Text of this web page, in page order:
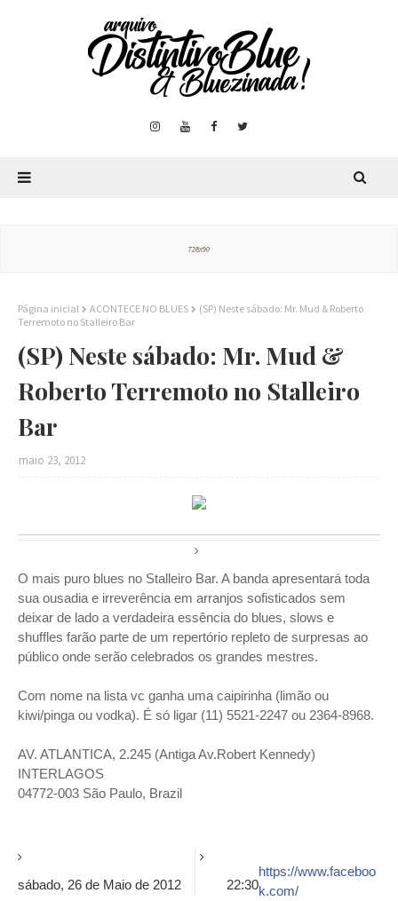
Página inicial ACONTECE NO BLUES
(SP) Neste sábado: Mr. Mud & Roberto
Terremoto no Stalleiro Bar
(SP) Neste sábado: Mr. Mud &
Roberto Terremoto no Stalleiro
Bar
maio 23, 2012
O mais puro blues no Stalleiro Bar. A banda apresentará toda
sua ousadia e irreverência em arranjos sofisticados sem
deixar de lado a verdadeira essência do blues, slows e
shuffles farão parte de um repertório repleto de surpresas ao
público onde serão celebrados os grandes mestres.
Com nome na lista vc ganha uma caipirinha (limão ou
kiwi/pinga ou vodka). É só ligar (11) 5521-2247 ou 2364-8968.
AV. ATLANTICA, 2.245 (Antiga Av.Robert Kennedy)
INTERLAGOS
04772-003 São Paulo, Brazil
sábado, 26 de Maio de 2012 22:30
https://www.faceboo
k.com/